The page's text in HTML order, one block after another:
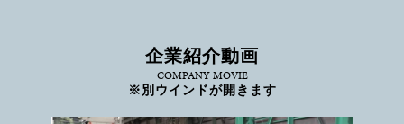
企業紹介動画
COMPANY MOVIE
※別ウインドが開きます